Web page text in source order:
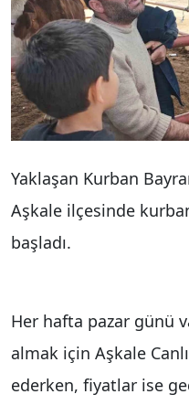
Yaklaşan Kurban
Aşkale ilçesinde
başladı.
Her hafta pazar günü
almak için Aşkale Canlı
ederken, fiyatlar ise